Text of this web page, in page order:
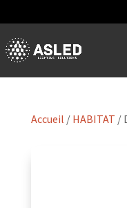
Accueil / HABITAT /